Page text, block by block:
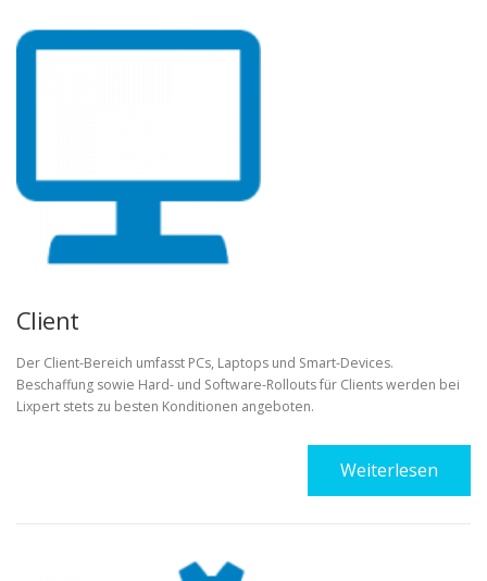
Client
Der Client-Bereich umfasst PCs, Laptops und Smart-Devices.
Beschaffung sowie Hard- und Software-Rollouts für Clients werden bei
Lixpert stets zu besten Konditionen angeboten.
Weiterlesen